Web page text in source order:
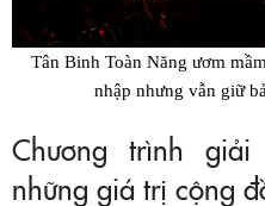
Tân Binh Toàn Năng ươm
nhập nhưng vẫn giữ
Chương trình
những giá trị cộng